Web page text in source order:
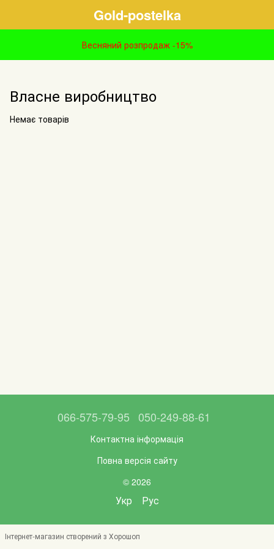
Gold-postelka
Весняний розпродаж -15%
Власне виробництво
Немає товарів
066-575-79-95 050-249-88-61
Контактна інформація
Повна версія сайту
© 2026
Укр Рус
Інтернет-магазин створений з Хорошоп